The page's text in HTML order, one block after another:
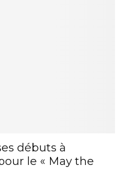
débuts à
le « May the